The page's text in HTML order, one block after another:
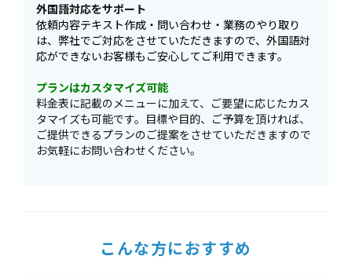
外国語対応をサポート
依頼内容テキスト作成・問い合わせ・業務のやり取り
は、弊社でご対応をさせていただきますので、外国語対
応ができないお客様もご安心してご利用できます。
プランはカスタマイズ可能
料金表に記載のメニューに加えて、ご要望に応じたカス
タマイズも可能です。目標や目的、ご予算を頂ければ、
ご提供できるプランのご提案をさせていただきますので
お気軽にお問い合わせください。
こんな方におすすめ